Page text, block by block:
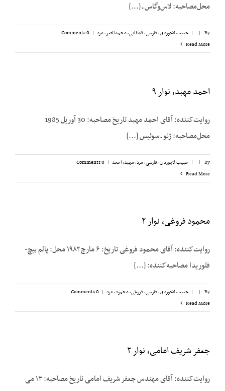
محل‌مصاحبه: لاس‌وگاس ـ [...]
By
|
| حبیب لاجوردی,فارسی,قشقایی، محمدناصر,مرد |
0 Comments
Read More
احمد مهبد، نوار ۹
روایت‌کننده: آقای احمد مهبد تاریخ مصاحبه: 30 آوریل 1985
محل‌مصاحبه: ژنو ـ سوئیس [...]
By
|
| حبیب لاجوردی,فارسی,مرد,مهبد، احمد |
0 Comments
Read More
محمود فروغی، نوار ۲
روایت‌کننده: آقای محمود فروغی تاریخ: ۶ مارچ ۱۹۸۲ محل: پالم بیچ-
فلوریدا مصاحبه‌کننده: [...]
By
|
| حبیب لاجوردی,فارسی,فروغی، محمود,مرد |
0 Comments
Read More
جعفر شریف امامی، نوار ۲
روایت‌کننده: آقای مهندس جعفر شریف امامی تاریخ مصاحبه: ۱۳ می